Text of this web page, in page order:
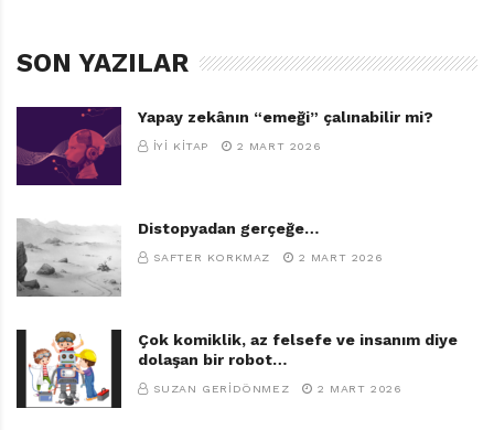
SON YAZILAR
Yapay zekânın “emeği” çalınabilir mi?
İYI KITAP 2 MART 2026
Distopyadan gerçeğe…
SAFTER KORKMAZ 2 MART 2026
Çok komiklik, az felsefe ve insanım diye
dolaşan bir robot…
SUZAN GERIDÖNMEZ 2 MART 2026